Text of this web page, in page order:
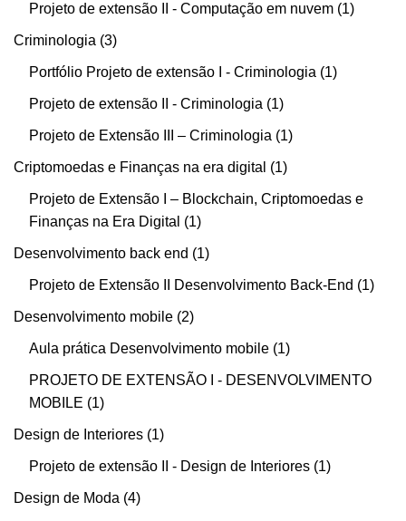
Projeto de extensão II - Computação em nuvem 1
Criminologia 3
Portfólio Projeto de extensão I - Criminologia 1
Projeto de extensão II - Criminologia 1
Projeto de Extensão III – Criminologia 1
Criptomoedas e Finanças na era digital 1
Projeto de Extensão I – Blockchain, Criptomoedas e
Finanças na Era Digital
1
Desenvolvimento back end 1
Projeto de Extensão II Desenvolvimento Back-End 1
Desenvolvimento mobile 2
Aula prática Desenvolvimento mobile 1
PROJETO DE EXTENSÃO I - DESENVOLVIMENTO
MOBILE
1
Design de Interiores 1
Projeto de extensão II - Design de Interiores 1
Design de Moda 4